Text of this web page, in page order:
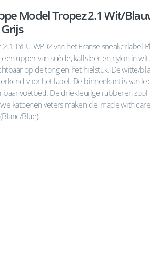
Model Tropez 2.1 Wit/
TYLU-WP02 van het Franse sneakerlabel
upper van suède, kalfsleer en nylon in
op de tong en het hielstuk. De witte/
voor het label. De binnenkant is van
voetbed. De driekleurige rubberen
katoenen veters maken de 'made with
Blue)